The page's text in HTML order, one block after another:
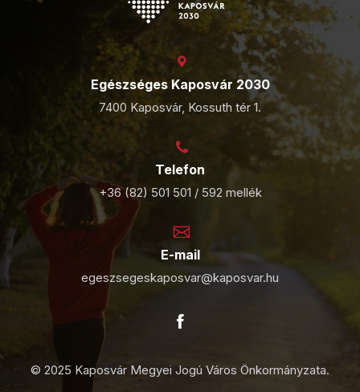
Egészséges Kaposvár 2030
7400 Kaposvár, Kossuth tér 1.
Telefon
+36 (82) 501 501 / 592 mellék
E-mail
egeszsegeskaposvar@kaposvar.hu
© 2025 Kaposvár Megyei Jogú Város Önkormányzata.